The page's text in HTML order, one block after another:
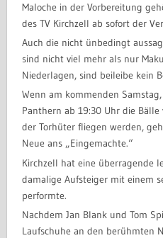
Maloche in der Vorbereitung
des TV Kirchzell ab sofort der
Auch die nicht ünbedingt
sind nicht viel mehr als nur
Niederlagen, sind beileibe kein
Wenn am kommenden
Panthern ab 19:30 Uhr die
der Torhüter fliegen werden,
Neue ans „Eingemachte.“
Kirchzell hat eine überragende
damalige Aufsteiger mit einem
performte.
Nachdem Jan Blank und Tom
Laufschuhe an den berühmten